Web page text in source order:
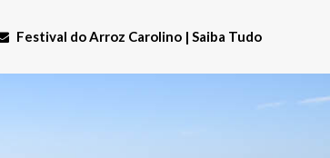
Festival do Arroz Carolino | Saiba Tudo